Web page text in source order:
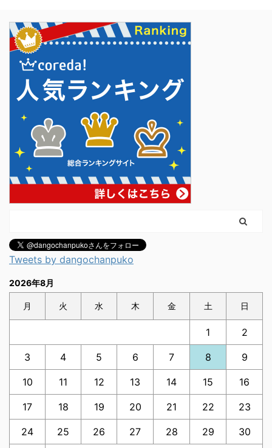
Tweets by dangochanpuko
2026年8月
月 火 水 木 金 土 日
1 2
3 4 5 6 7 8 9
10 11 12 13 14 15 16
17 18 19 20 21 22 23
24 25 26 27 28 29 30